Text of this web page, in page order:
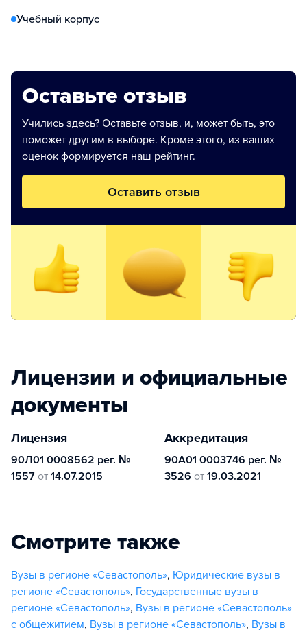
Учебный корпус
Оставьте отзыв
Учились здесь? Оставьте отзыв, и, может быть, это
поможет другим в выборе. Кроме этого, из ваших
оценок формируется наш рейтинг.
Оставить отзыв
Лицензии и официальные
документы
Лицензия
90Л01 0008562 рег. №
1557 от 14.07.2015
Аккредитация
90А01 0003746 рег. №
3526 от 19.03.2021
Смотрите также
Вузы в регионе «Севастополь», Юридические вузы в
регионе «Севастополь», Государственные вузы в
регионе «Севастополь», Вузы в регионе «Севастополь»
с общежитием, Вузы в регионе «Севастополь», Вузы в